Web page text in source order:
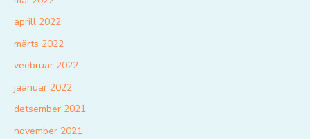
aprill 2022
märts 2022
veebruar 2022
jaanuar 2022
detsember 2021
november 2021